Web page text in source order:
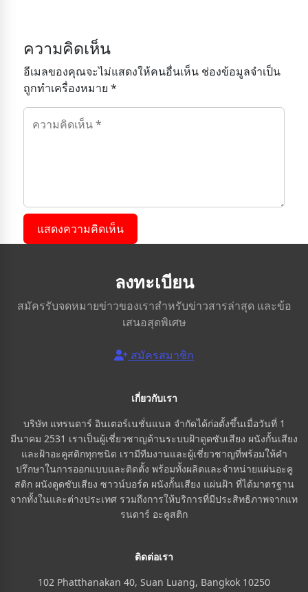
ความคิดเห็น
อีเมลของคุณจะไม่แสดงให้คนอื่นเห็น ช่องข้อมูลจำเป็น
ถูกทำเครื่องหมาย *
แสดงความคิดเห็น
ลงทะเบียน
สมัครรับจดหมายข่าวของเราสำหรับข่าวสารล่าสุด และข้อ
เสนอสุดพิเศษ
สมัครสมาชิก
เกี่ยวกับเรา
บริษัท แทรนดาร์ อินเตอร์เนชั่นแนล จำกัดได้ก่อตั้งขึ้นเมื่อวันที่ 1
มีนาคม 2531 เราเป็นผู้เชี่ยวชาญด้านระบบฝ้าดูดซับเสียง ผนังกั้นเสียง
และฝ้าอะคูสติกทุกชนิด เรามีทีมงานและผู้เชี่ยวชาญที่พร้อมให้คำ
ปรึกษาในการออกแบบและติดตั้ง พร้อมทั้งผลิตและจำหน่ายแผ่นอะคู
สติก ผนังดูดซับเสียง ซาวน์บอร์ด ผนังกั้นเสียง แผ่นฝ้า ที่ได้มาตรฐาน
จากทั้งในและต่างประเทศ รวมถึงการให้บริการที่มีประสิทธิภาพจากแท
รนดาร์ อะคูสติก
ติดต่อเรา
102 Phatthanakan 40, Suan Luang, Bangkok 10250